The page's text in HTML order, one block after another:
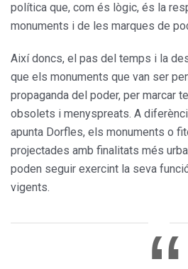
política que, com és lògic, és la
monuments i de les marques de
Així doncs, el pas del temps i la
que els monuments que van ser
propaganda del poder, per marcar
obsolets i menyspreats. A
apunta Dorfles, els monuments o
projectades amb finalitats més
poden seguir exercint la seva
vigents.